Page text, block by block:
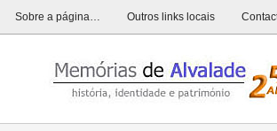
Sobre a página… Outros links locais